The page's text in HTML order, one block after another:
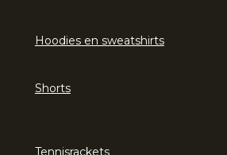
Hoodies en sweatshirts
Shorts